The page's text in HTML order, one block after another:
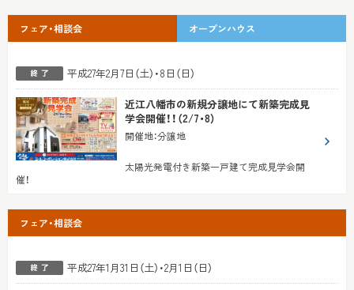
フェア・相談会 オープンハウス
平成27年2月7日（土）・8日（日）
近江八幡市の新規分譲地にて新築完成見
学会開催！！（2/7・8）
開催地：分譲地
太陽光発電付き新築一戸建て完成見学会開
催！
フェア・相談会
平成27年1月31日（土）・2月1日（日）